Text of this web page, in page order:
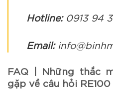
Hotline:0913 94
Email:
FAQ | Những thắc
gặp về câu hỏi